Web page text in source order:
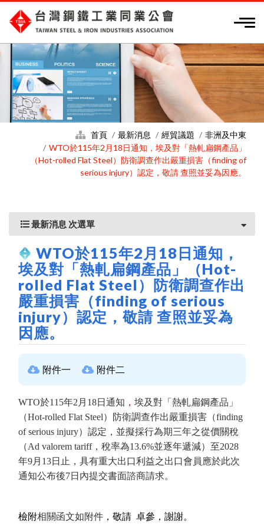
首頁 最新消息 經貿議題
非洲及中東
WTO於115年2月18日通知，埃及對「熱軋扁鋼產品」
（Hot-rolled Flat Steel）防衛調查作出嚴重損害（finding of
serious injury）認定，敬請 查照並妥為因應。
最新消息 次選單
WTO於115年2月18日通知，
埃及對「熱軋扁鋼產品」（Hot-
rolled Flat Steel）防衛調查作出
嚴重損害（finding of serious
injury）認定，敬請 查照並妥為
因應。
附件一 附件二
WTO於115年2月18日通知 ， 埃及對「熱軋扁鋼產品」
（Hot-rolled Flat Steel）防衛調查作出嚴重損害（finding
of serious injury）認定，並擬採行為期三年之從價關稅
（Ad valorem tariff，稅率為13.6%並逐年遞減）至2028
年9月13日止，具有重大出口利益之出口會員應於此次
通知公布後7日內提交書面諮商請求。
檢附相關函文如附件 ，敬請 卓參，謝謝。